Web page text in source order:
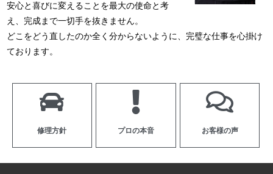
安心と喜びに変えることを最大の使命と考
え、完成まで一切手を抜きません。
どこをどう直したのか全く分からないように、完璧な仕事を心掛け
ております。
修理方針 プロの本音 お客様の声